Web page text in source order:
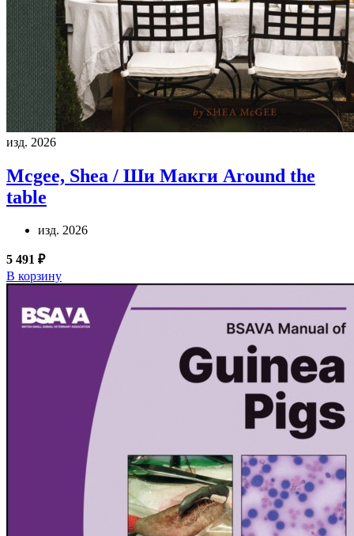
изд. 2026
Mcgee, Shea / Ши Макги Around the
table
изд. 2026
5 491 ₽
В корзину